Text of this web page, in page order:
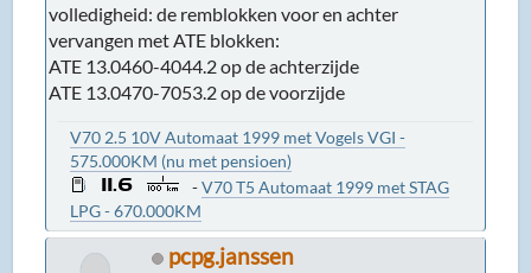
volledigheid: de remblokken voor en achter
vervangen met ATE blokken:
ATE 13.0460-4044.2 op de achterzijde
ATE 13.0470-7053.2 op de voorzijde
V70 2.5 10V Automaat 1999 met Vogels VGI -
575.000KM (nu met pensioen)
-V70 T5 Automaat 1999 met STAG
LPG - 670.000KM
pcpg.janssen